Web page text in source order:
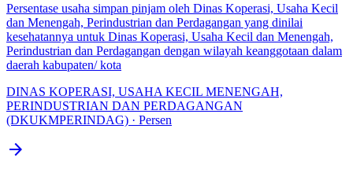
Persentase usaha simpan pinjam oleh Dinas Koperasi, Usaha Kecil
dan Menengah, Perindustrian dan Perdagangan yang dinilai
kesehatannya untuk Dinas Koperasi, Usaha Kecil dan Menengah,
Perindustrian dan Perdagangan dengan wilayah keanggotaan dalam
daerah kabupaten/ kota
DINAS KOPERASI, USAHA KECIL MENENGAH,
PERINDUSTRIAN DAN PERDAGANGAN
(DKUKMPERINDAG) · Persen
arrow_forward